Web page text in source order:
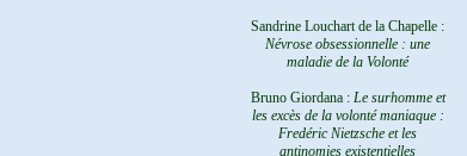
Sandrine Louchart de la Chapelle :
Névrose obsessionnelle : une
maladie de la Volonté
Bruno Giordana : Le surhomme et
les excès de la volonté maniaque :
Fredéric Nietzsche et les
antinomies existentielles